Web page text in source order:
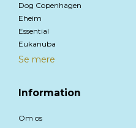
Dog Copenhagen
Eheim
Essential
Eukanuba
Se mere
Information
Om os